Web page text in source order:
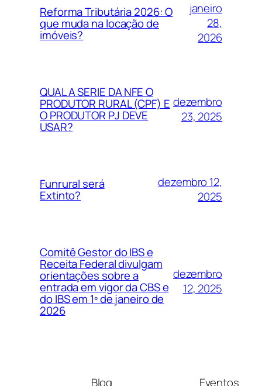
Reforma Tributária 2026: O
que muda na locação de
imóveis?
janeiro
28,
2026
QUAL A SERIE DA NFE O
PRODUTOR RURAL (CPF) E
O PRODUTOR PJ DEVE
USAR?
dezembro
23, 2025
Funrural será
Extinto?
dezembro 12,
2025
Comitê Gestor do IBS e
Receita Federal divulgam
orientações sobre a
entrada em vigor da CBS e
do IBS em 1º de janeiro de
2026
dezembro
12, 2025
Blog Eventos